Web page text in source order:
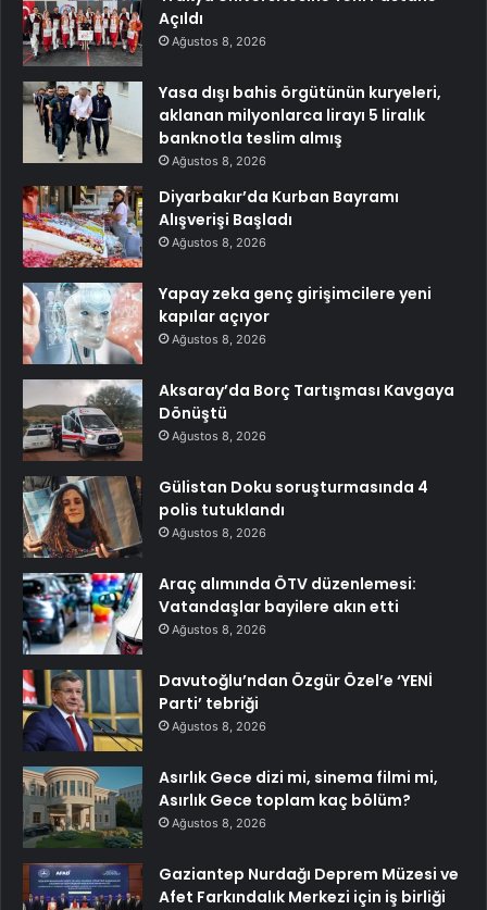
Açıldı
Ağustos 8, 2026
Yasa dışı bahis örgütünün kuryeleri,
aklanan milyonlarca lirayı 5 liralık
banknotla teslim almış
Ağustos 8, 2026
Diyarbakır’da Kurban Bayramı
Alışverişi Başladı
Ağustos 8, 2026
Yapay zeka genç girişimcilere yeni
kapılar açıyor
Ağustos 8, 2026
Aksaray’da Borç Tartışması Kavgaya
Dönüştü
Ağustos 8, 2026
Gülistan Doku soruşturmasında 4
polis tutuklandı
Ağustos 8, 2026
Araç alımında ÖTV düzenlemesi:
Vatandaşlar bayilere akın etti
Ağustos 8, 2026
Davutoğlu’ndan Özgür Özel’e ‘YENİ
Parti’ tebriği
Ağustos 8, 2026
Asırlık Gece dizi mi, sinema filmi mi,
Asırlık Gece toplam kaç bölüm?
Ağustos 8, 2026
Gaziantep Nurdağı Deprem Müzesi ve
Afet Farkındalık Merkezi için iş birliği